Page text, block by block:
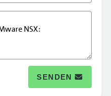
SENDEN